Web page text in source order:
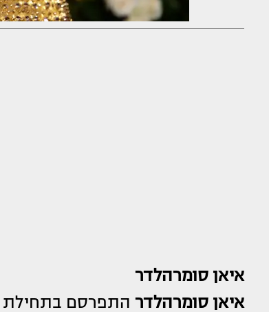
איאן סומרהלדר
איאן סומרהלדר